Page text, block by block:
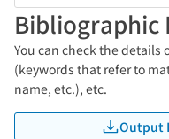
Bibliographic
You can check the
(keywords that refer to
name, etc.), etc.
Output